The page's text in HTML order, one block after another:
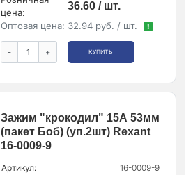
цена:
36.60 / шт.
Оптовая цена: 32.94 руб. / шт. !
- + КУПИТЬ
Зажим "крокодил" 15А 53мм
(пакет Боб) (уп.2шт) Rexant
16-0009-9
Артикул:
16-0009-9